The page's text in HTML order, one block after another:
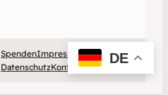
SpendenImpressum
DatenschutzKontakt
DE